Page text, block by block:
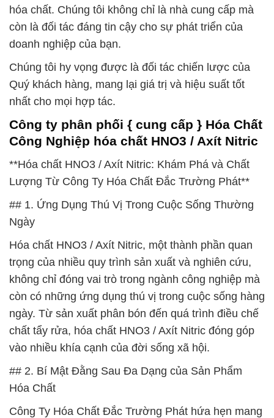
hóa chất. Chúng tôi không chỉ là nhà cung cấp mà
còn là đối tác đáng tin cậy cho sự phát triển của
doanh nghiệp của bạn.
Chúng tôi hy vọng được là đối tác chiến lược của
Quý khách hàng, mang lại giá trị và hiệu suất tốt
nhất cho mọi hợp tác.
Công ty phân phối { cung cấp } Hóa Chất
Công Nghiệp hóa chất HNO3 / Axít Nitric
**Hóa chất HNO3 / Axít Nitric: Khám Phá và Chất
Lượng Từ Công Ty Hóa Chất Đắc Trường Phát**
## 1. Ứng Dụng Thú Vị Trong Cuộc Sống Thường
Ngày
Hóa chất HNO3 / Axít Nitric, một thành phần quan
trọng của nhiều quy trình sản xuất và nghiên cứu,
không chỉ đóng vai trò trong ngành công nghiệp mà
còn có những ứng dụng thú vị trong cuộc sống hàng
ngày. Từ sản xuất phân bón đến quá trình điều chế
chất tẩy rửa, hóa chất HNO3 / Axít Nitric đóng góp
vào nhiều khía cạnh của đời sống xã hội.
## 2. Bí Mật Đằng Sau Đa Dạng của Sản Phẩm
Hóa Chất
Công Ty Hóa Chất Đắc Trường Phát hứa hẹn mang